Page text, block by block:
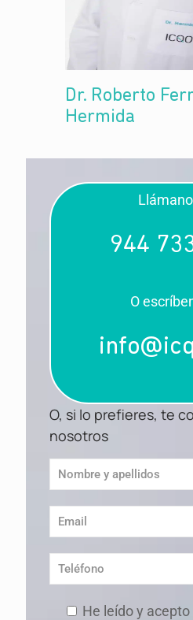
Dr. Roberto
Hermida
944
O
O, si lo prefieres, te
nosotros
He leído y